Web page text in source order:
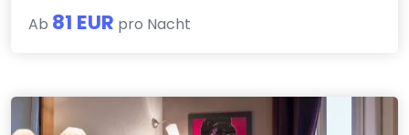
Ab 81 EUR pro Nacht